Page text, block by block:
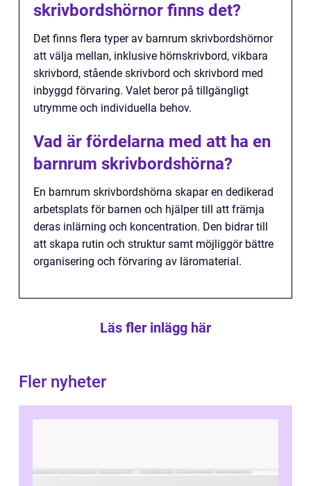
skrivbordshörnor finns det?
Det finns flera typer av barnrum skrivbordshörnor
att välja mellan, inklusive hörnskrivbord, vikbara
skrivbord, stående skrivbord och skrivbord med
inbyggd förvaring. Valet beror på tillgängligt
utrymme och individuella behov.
Vad är fördelarna med att ha en
barnrum skrivbordshörna?
En barnrum skrivbordshörna skapar en dedikerad
arbetsplats för barnen och hjälper till att främja
deras inlärning och koncentration. Den bidrar till
att skapa rutin och struktur samt möjliggör bättre
organisering och förvaring av läromaterial.
Läs fler inlägg här
Fler nyheter